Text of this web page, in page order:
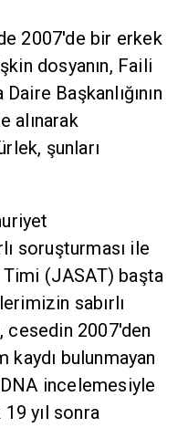
2007'de bir erkek
dosyanın, Faili
Başkanlığının
alınarak
şunları
soruşturması ile
(JASAT) başta
sabırlı
cesedin 2007'den
bulunmayan
incelemesiyle
yıl sonra